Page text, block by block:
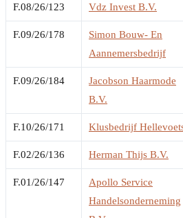
F.08/26/123 Vdz Invest B.V.
F.09/26/178
Simon Bouw- En
Aannemersbedrijf
F.09/26/184
Jacobson Haarmode
B.V.
F.10/26/171 Klusbedrijf
F.02/26/136 Herman Thijs B.V.
F.01/26/147
Apollo Service
Handelsonderneming